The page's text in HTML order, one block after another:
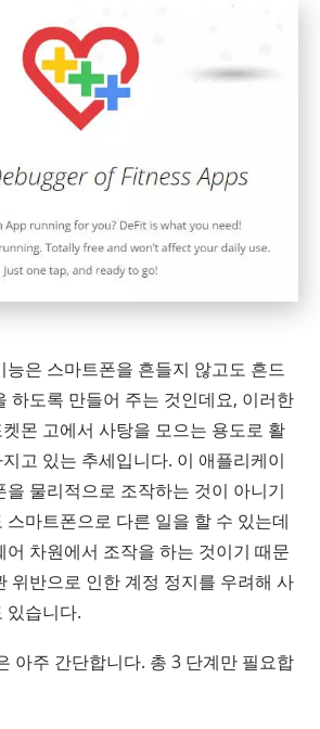
능은 스마트폰을 흔들지 않고도 흔드
하도록 만들어 주는 것인데요, 이러한
몬 고에서 사탕을 모으는 용도로 활
고 있는 추세입니다. 이 애플리케이
을 물리적으로 조작하는 것이 아니기
마트폰으로 다른 일을 할 수 있는데
차원에서 조작을 하는 것이기 때문
위반으로 인한 계정 정지를 우려해 사
있습니다.
아주 간단합니다. 총 3 단계만 필요합